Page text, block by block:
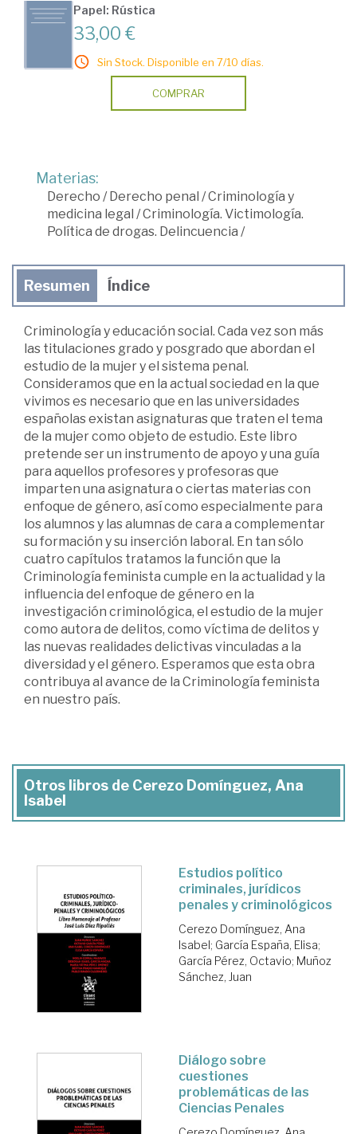
Papel: Rústica
33,00 €
Sin Stock. Disponible en 7/10 días.
COMPRAR
Materias:
Derecho / Derecho penal /Criminología y
medicina legal /Criminología. Victimología.
Política de drogas. Delincuencia /
Resumen Índice
Criminología y educación social. Cada vez son más
las titulaciones grado y posgrado que abordan el
estudio de la mujer y el sistema penal.
Consideramos que en la actual sociedad en la que
vivimos es necesario que en las universidades
españolas existan asignaturas que traten el tema
de la mujer como objeto de estudio. Este libro
pretende ser un instrumento de apoyo y una guía
para aquellos profesores y profesoras que
imparten una asignatura o ciertas materias con
enfoque de género, así como especialmente para
los alumnos y las alumnas de cara a complementar
su formación y su inserción laboral. En tan sólo
cuatro capítulos tratamos la función que la
Criminología feminista cumple en la actualidad y la
influencia del enfoque de género en la
investigación criminológica, el estudio de la mujer
como autora de delitos, como víctima de delitos y
las nuevas realidades delictivas vinculadas a la
diversidad y el género. Esperamos que esta obra
contribuya al avance de la Criminología feminista
en nuestro país.
Otros libros de Cerezo Domínguez, Ana
Isabel
Estudios político
criminales, jurídicos
penales y criminológicos
Cerezo Domínguez, Ana
Isabel; García España, Elisa;
García Pérez, Octavio; Muñoz
Sánchez, Juan
Diálogo sobre
cuestiones
problemáticas de las
Ciencias Penales